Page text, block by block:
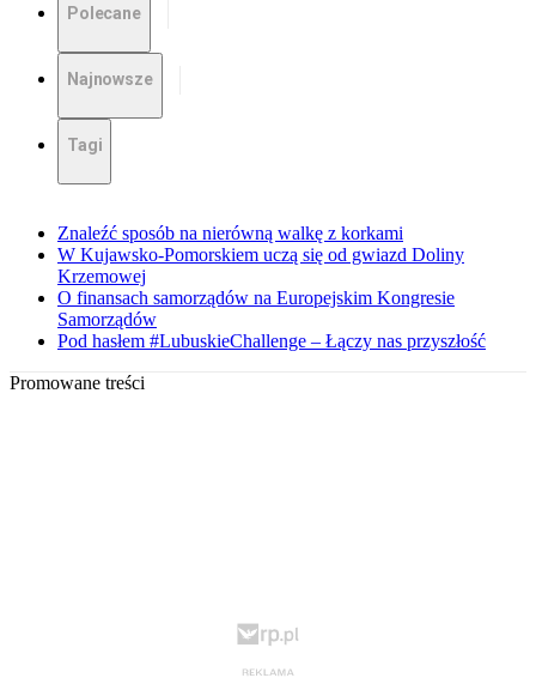
Polecane
Najnowsze
Tagi
Znaleźć sposób na nierówną walkę z korkami
W Kujawsko-Pomorskiem uczą się od gwiazd Doliny
Krzemowej
O finansach samorządów na Europejskim Kongresie
Samorządów
Pod hasłem #LubuskieChallenge – Łączy nas przyszłość
Promowane treści